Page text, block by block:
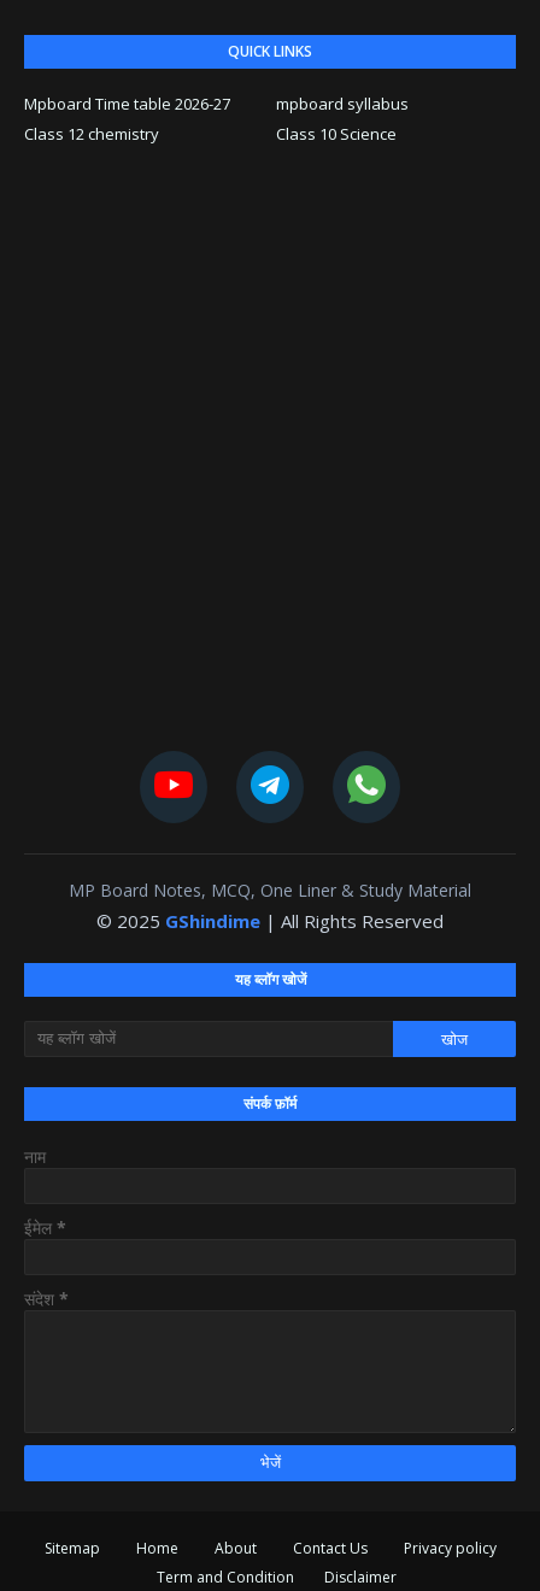
QUICK LINKS
Mpboard Time table 2026-27
mpboard syllabus
Class 12 chemistry
Class 10 Science
MP Board Notes, MCQ, One Liner & Study Material
© 2025 GShindime | All Rights Reserved
यह ब्लॉग खोजें
संपर्क फ़ॉर्म
नाम
ईमेल *
संदेश *
Sitemap Home About Contact Us
Privacy policy
Term and Condition
Disclaimer